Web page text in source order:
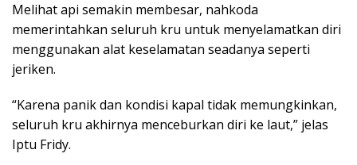
Melihat api semakin membesar, nahkoda
memerintahkan seluruh kru untuk menyelamatkan diri
menggunakan alat keselamatan seadanya seperti
jeriken.
“Karena panik dan kondisi kapal tidak memungkinkan,
seluruh kru akhirnya menceburkan diri ke laut,” jelas
Iptu Fridy.